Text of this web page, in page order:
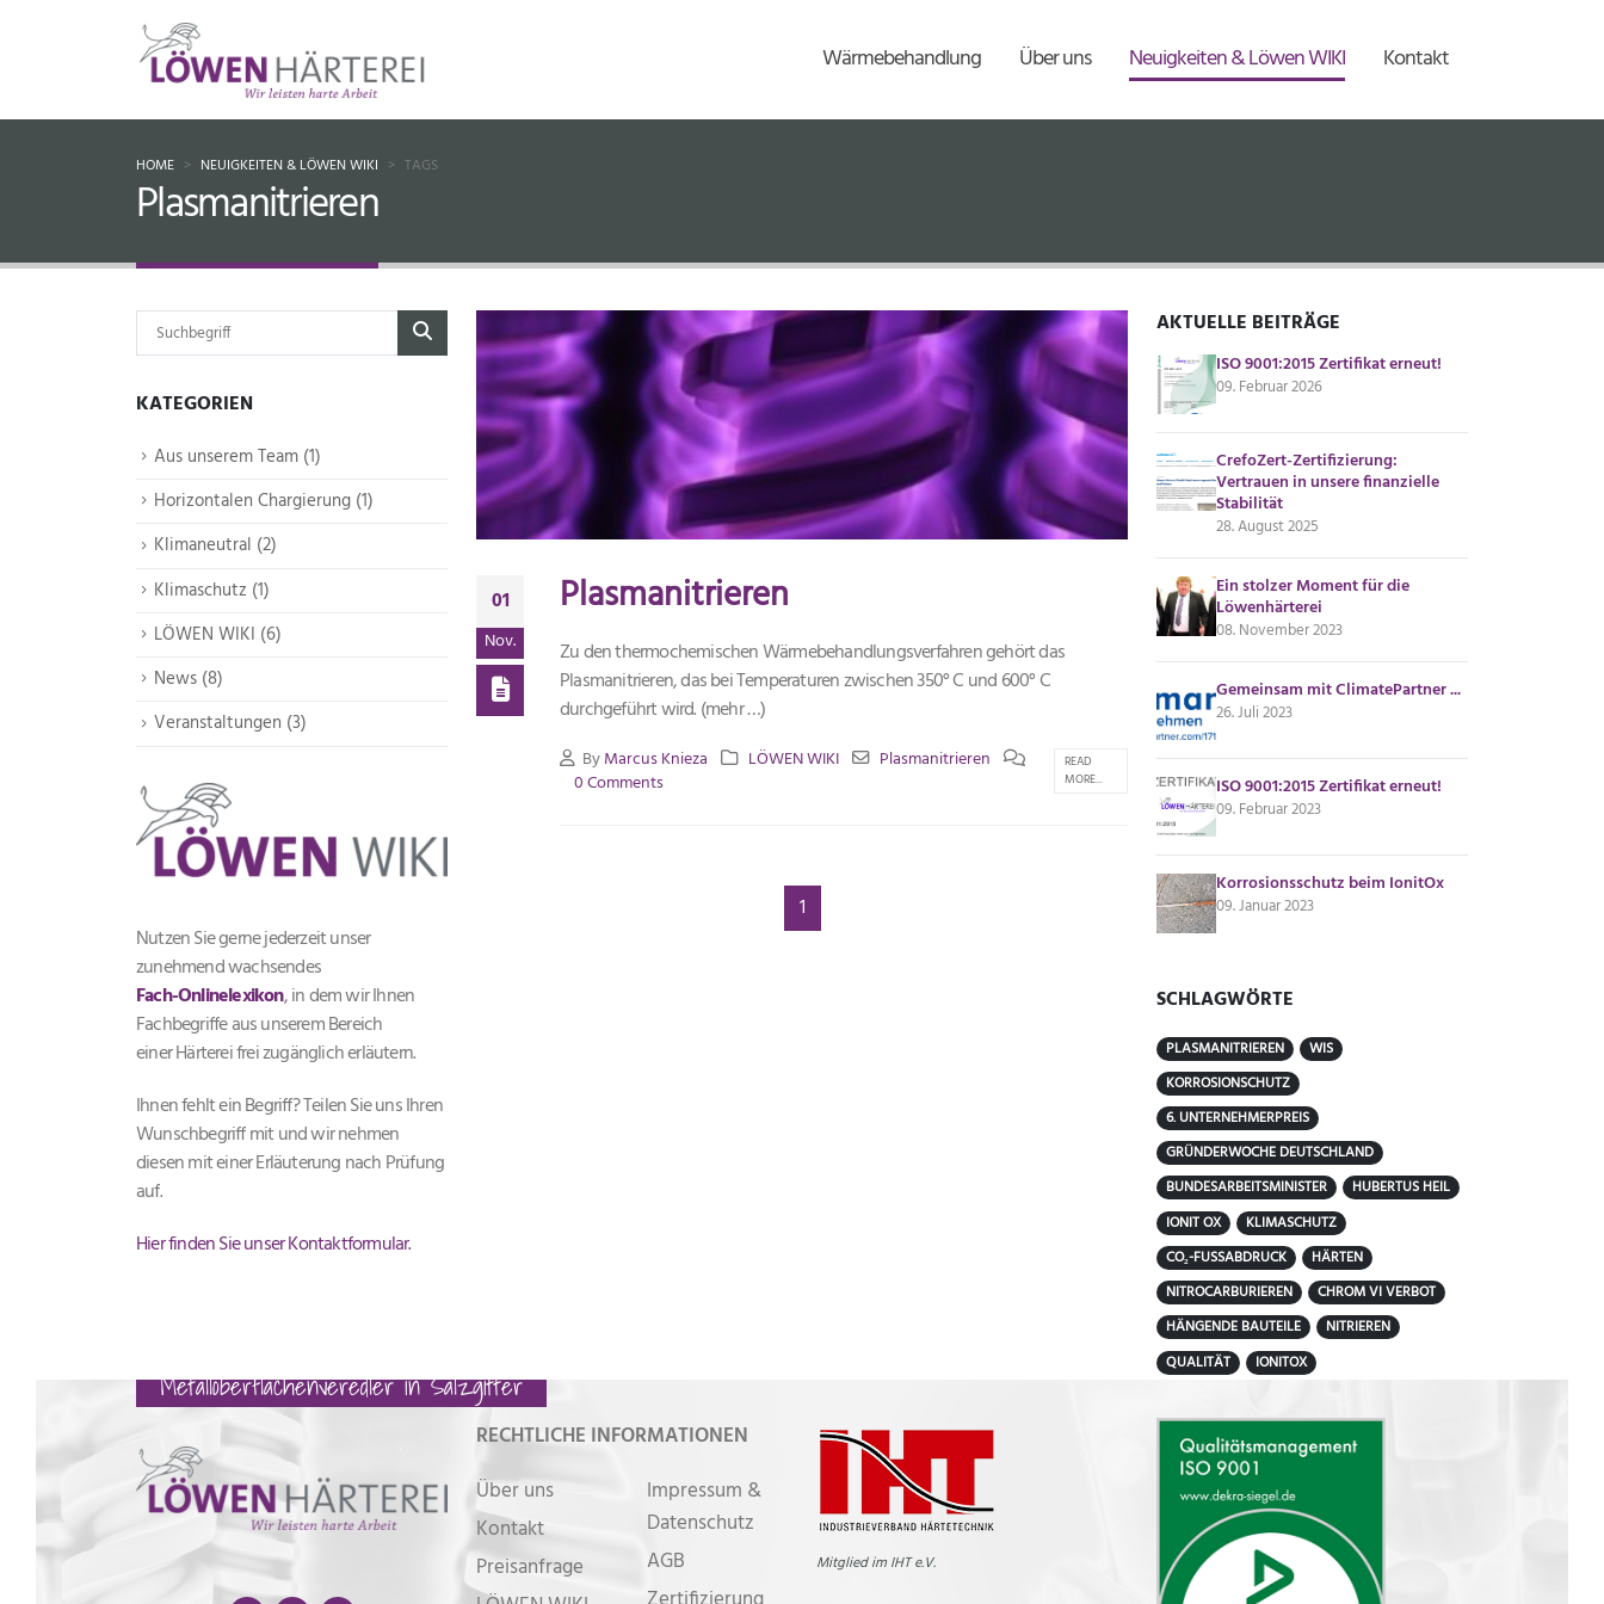
Wärmebehandlung Über uns Neuigkeiten & Löwen WIKI Kontakt
HOME NEUIGKEITEN & LÖWEN WIKI TAGS
Plasmanitrieren
KATEGORIEN
Aus unserem Team 1
Horizontalen Chargierung 1
Klimaneutral 2
Klimaschutz 1
LÖWEN WIKI 6
News 8
Veranstaltungen 3
Nutzen Sie gerne jederzeit unser
zunehmend wachsendes
Fach-Onlinelexikon, in dem wir Ihnen
Fachbegriffe aus unserem Bereich
einer Härterei frei zugänglich erläutern.
Ihnen fehlt ein Begriff? Teilen Sie uns Ihren
Wunschbegriff mit und wir nehmen
diesen mit einer Erläuterung nach Prüfung
auf.
Hier finden Sie unser Kontaktformular.
01
Nov.
Plasmanitrieren
Zu den thermochemischen Wärmebehandlungsverfahren gehört das
Plasmanitrieren, das bei Temperaturen zwischen 350° C und 600° C
durchgeführt wird. (mehr …)
ByMarcus Knieza LÖWEN WIKI
Plasmanitrieren
0 Comments
READ
MORE...
1
AKTUELLE BEITRÄGE
ISO 9001:2015 Zertifikat erneut!
09. Februar 2026
CrefoZert-Zertifizierung:
Vertrauen in unsere finanzielle
Stabilität
28. August 2025
Ein stolzer Moment für die
Löwenhärterei
08. November 2023
Gemeinsam mit ClimatePartner ...
26. Juli 2023
ISO 9001:2015 Zertifikat erneut!
09. Februar 2023
Korrosionsschutz beim IonitOx
09. Januar 2023
SCHLAGWÖRTE
PLASMANITRIEREN
WIS
KORROSIONSCHUTZ
6. UNTERNEHMERPREIS
GRÜNDERWOCHE DEUTSCHLAND
BUNDESARBEITSMINISTER
HUBERTUS HEIL
IONIT OX
KLIMASCHUTZ
CO₂-FUSSABDRUCK
HÄRTEN
NITROCARBURIEREN
CHROM VI VERBOT
HÄNGENDE BAUTEILE
NITRIEREN
QUALITÄT
IONITOX
Metalloberflächenveredler in Salzgitter
RECHTLICHE INFORMATIONEN
Über uns
Kontakt
Preisanfrage
Impressum &
Datenschutz
AGB
Mitglied im IHT e.V.